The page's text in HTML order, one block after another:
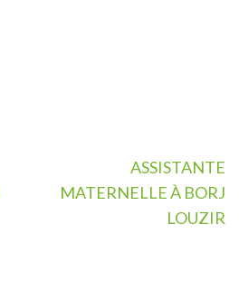
ASSISTANTE
MATERNELLE À BORJ
LOUZIR